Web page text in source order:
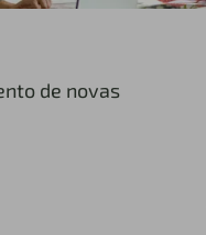
de novas